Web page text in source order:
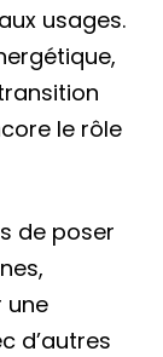
usages.
le rôle
de poser
une
d’autres